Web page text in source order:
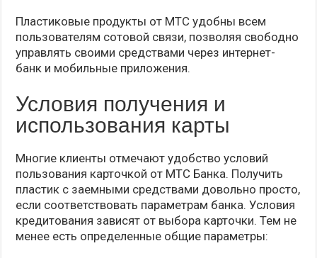
Пластиковые продукты от МТС удобны всем
пользователям сотовой связи, позволяя свободно
управлять своими средствами через интернет-
банк и мобильные приложения.
Условия получения и
использования карты
Многие клиенты отмечают удобство условий
пользования карточкой от МТС Банка. Получить
пластик с заемными средствами довольно просто,
если соответствовать параметрам банка. Условия
кредитования зависят от выбора карточки. Тем не
менее есть определенные общие параметры: